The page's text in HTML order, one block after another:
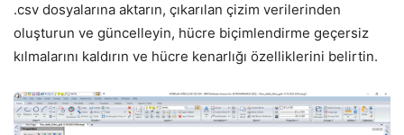
.csv dosyalarına aktarın, çıkarılan çizim verilerinden
oluşturun ve güncelleyin, hücre biçimlendirme geçersiz
kılmalarını kaldırın ve hücre kenarlığı özelliklerini belirtin.